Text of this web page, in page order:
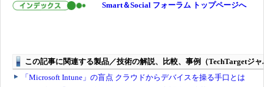
Smart＆Social フォーラム トップページへ